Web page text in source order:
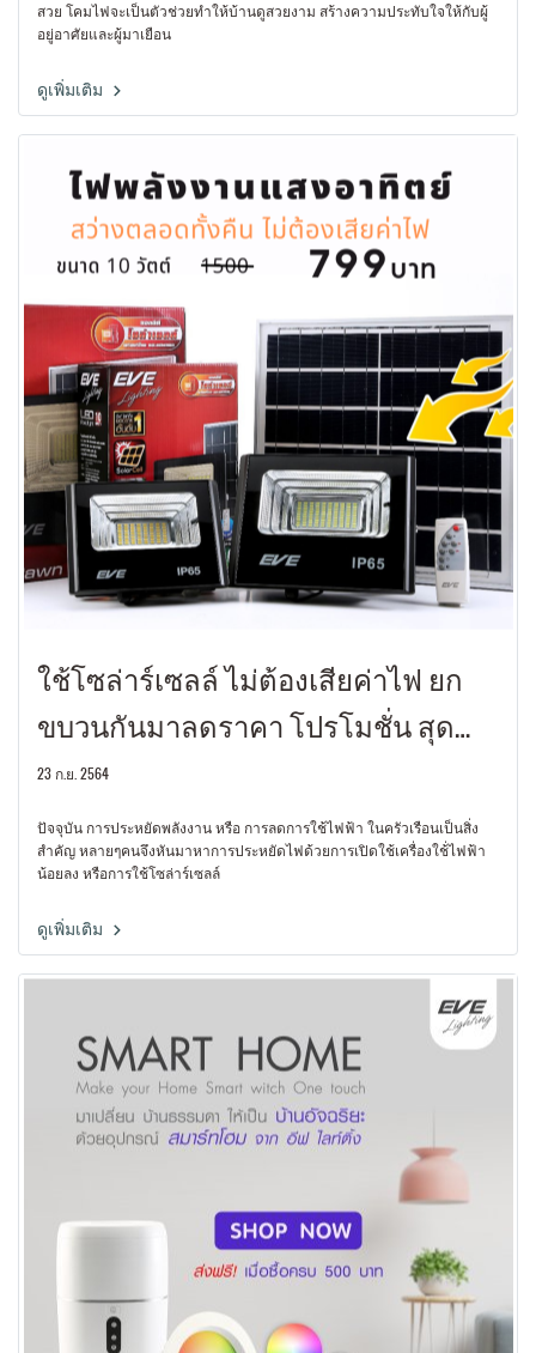
สวย โคมไฟจะเป็นตัวช่วยทำให้บ้านดูสวยงาม สร้างความประทับใจให้กับผู้
อยู่อาศัยและผู้มาเยือน
ดูเพิ่มเติม
ใช้โซล่าร์เซลล์ ไม่ต้องเสียค่าไฟ ยก
ขบวนกันมาลดราคา โปรโมชั่น สุด
พิเศษ
23 ก.ย. 2564
ปัจจุบัน การประหยัดพลังงาน หรือ การลดการใช้ไฟฟ้า ในครัวเรือนเป็นสิ่ง
สำคัญ หลายๆคนจึงหันมาหาการประหยัดไฟด้วยการเปิดใช้เครื่องใช้่ไฟฟ้า
น้อยลง หรือการใช้โซล่าร์เซลล์
ดูเพิ่มเติม